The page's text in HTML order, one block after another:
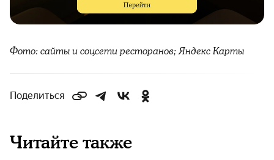
Фото: сайты и соцсети ресторанов; Яндекс Карты
Поделиться
Читайте также